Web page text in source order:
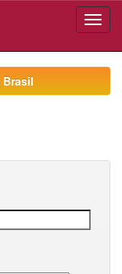
Brasil